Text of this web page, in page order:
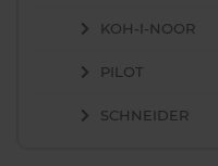
KOH-I-NOOR
PILOT
SCHNEIDER